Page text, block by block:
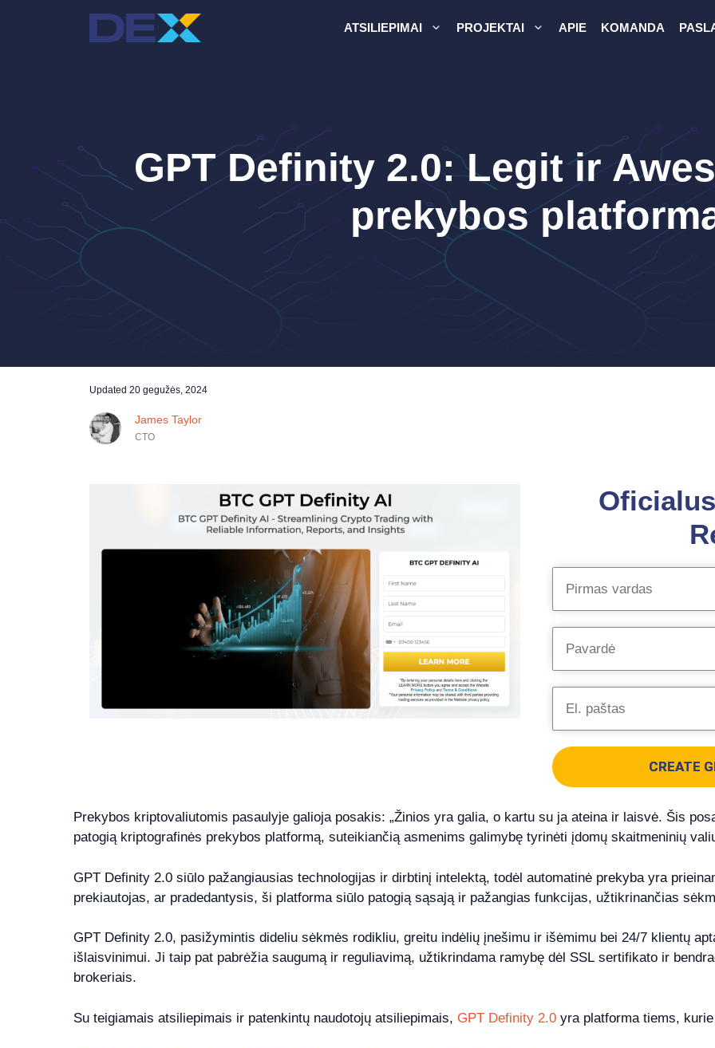
ATSILIEPIMAI PROJEKTAI APIE KOMANDA
GPT Definity 2.0: Legit ir
prekybos
Updated 20 gegužės, 2024
James Taylor
CTO
Oficialus
CREATE
Prekybos kriptovaliutomis pasaulyje galioja posakis: „Žinios yra galia, o kartu su ja ateina ir laisvė. Šis
patogią kriptografinės prekybos platformą, suteikiančią asmenims galimybę tyrinėti įdomų skaitmeninių
GPT Definity 2.0 siūlo pažangiausias technologijas ir dirbtinį intelektą, todėl automatinė prekyba yra
prekiautojas, ar pradedantysis, ši platforma siūlo patogią sąsają ir pažangias funkcijas, užtikrinančias
GPT Definity 2.0, pasižymintis dideliu sėkmės rodikliu, greitu indėlių įnešimu ir išėmimu bei 24/7 klientų
išlaisvinimui. Ji taip pat pabrėžia saugumą ir reguliavimą, užtikrindama ramybę dėl SSL sertifikato ir
brokeriais.
Su teigiamais atsiliepimais ir patenkintų naudotojų atsiliepimais, GPT Definity 2.0 yra platforma tiems,